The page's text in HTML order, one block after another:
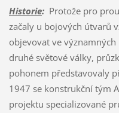
Historie:Protože pro
začaly u bojových útvarů
objevovat ve
druhé světové války,
pohonem představovaly
1947 se konstrukční tým
projektu specializované